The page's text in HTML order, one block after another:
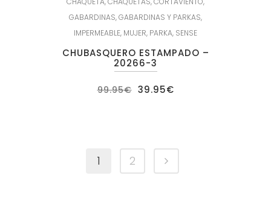
GABARDINAS,GABARDINAS Y PARKAS,
IMPERMEABLE, MUJER, PARKA, SENSE
CHUBASQUERO ESTAMPADO –
20266-3
99.95€ El
precio
39.95€El
1 2